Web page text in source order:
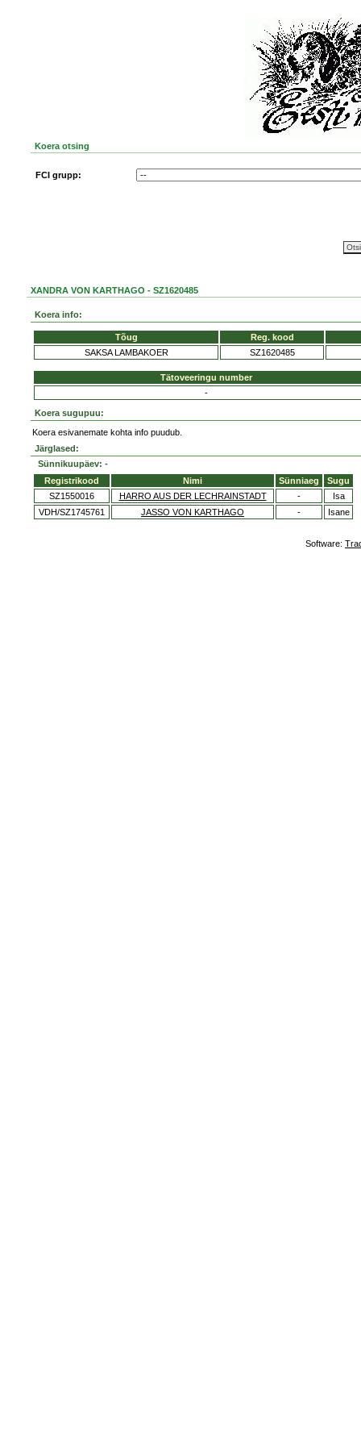
Koera otsing
FCI grupp:
XANDRA VON KARTHAGO - SZ1620485
Koera info:
Tõug
Reg. kood
SAKSA LAMBAKOER
SZ1620485
Tätoveeringu number
-
Koera sugupuu:
Koera esivanemate kohta info puudub.
Järglased:
Sünnikuupäev: -
Registrikood
Nimi Sünniaeg
Sugu
SZ1550016
HARRO AUS DER LECHRAINSTADT -
Isa
VDH/SZ1745761
JASSO VON KARTHAGO - Isane
Software: